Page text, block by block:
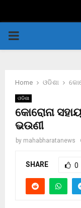
PRIMARY
Home ଓଡିଶା
ଓଡିଶା
କୋରୋନା
ଭଉଣୀ
by mahabharatanews
SHARE 0